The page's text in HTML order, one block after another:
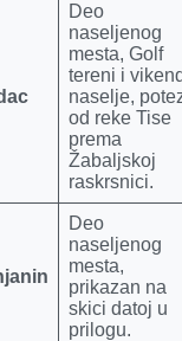
Deo
naseljenog
mesta, Golf
tereni i
naselje,
od reke Tise
prema
Žabaljskoj
raskrsnici.
Deo
naseljenog
mesta,
prikazan na
skici datoj u
prilogu.